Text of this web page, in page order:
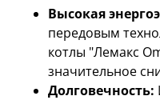
Высокая
передовым
котлы "Лемакс
значительное
Долговечность: